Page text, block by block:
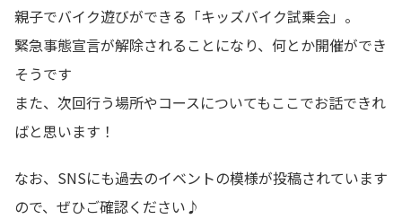
親子でバイク遊びができる「キッズバイク試乗会」。
緊急事態宣言が解除されることになり、何とか開催ができ
そうです
また、次回行う場所やコースについてもここでお話できれ
ばと思います！
なお、SNSにも過去のイベントの模様が投稿されています
ので、ぜひご確認ください♪